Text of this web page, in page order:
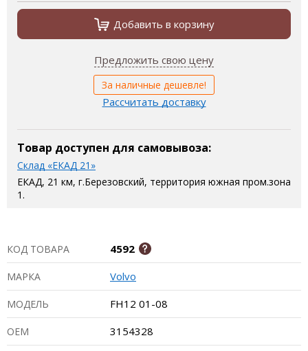
Добавить в корзину
Предложить свою цену
За наличные дешевле!
Рассчитать доставку
Товар доступен для самовывоза:
Склад «ЕКАД 21»
ЕКАД, 21 км, г.Березовский, территория южная пром.зона
1.
КОД ТОВАРА 4592
МАРКА Volvo
МОДЕЛЬ FH12 01-08
ОЕМ 3154328